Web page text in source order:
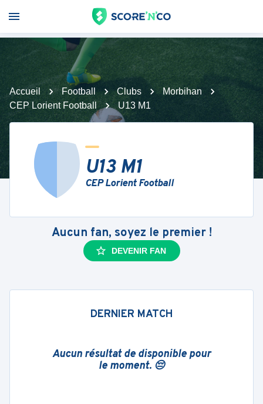
Accueil Football Clubs
Morbihan
CEP Lorient Football
U13 M1
U13 M1
CEP Lorient Football
Aucun fan, soyez le premier !
DEVENIR FAN
DERNIER MATCH
Aucun résultat de disponible pour
le moment. 😔